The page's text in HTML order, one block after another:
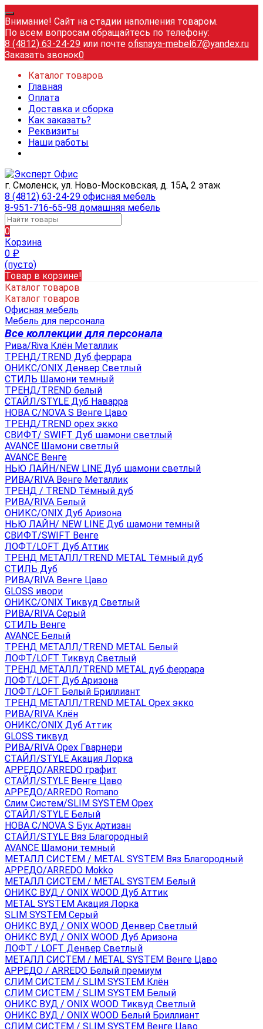
Внимание! Сайт на стадии наполнения товаром.
По всем вопросам обращайтесь по телефону:
8 (4812) 63-24-29 или почте ofisnaya-mebel67@yandex.ru
Заказать звонок0
Каталог товаров
Главная
Оплата
Доставка и сборка
Как заказать?
Реквизиты
Наши работы
г. Смоленск, ул. Ново-Московская, д. 15А, 2 этаж
8 (4812) 63-24-29 офисная мебель
8-951-716-65-98 домашняя мебель
0
Корзина
0 ₽
(пусто)
Товар в корзине!
Каталог товаров
Каталог товаров
Офисная мебель
Мебель для персонала
Все коллекции для персонала
Рива/Riva Клён Металлик
ТРЕНД/TREND Дуб феррара
ОНИКС/ONIX Денвер Светлый
СТИЛЬ Шамони темный
ТРЕНД/TREND белый
СТАЙЛ/STYLE Дуб Наварра
НОВА С/NOVA S Венге Цаво
ТРЕНД/TREND орех экко
СВИФТ/ SWIFT Дуб шамони светлый
AVANCE Шамони светлый
AVANCE Венге
НЬЮ ЛАЙН/NEW LINE Дуб шамони светлый
РИВА/RIVA Венге Металлик
TРЕНД / TREND Тёмный дуб
РИВА/RIVA Белый
ОНИКС/ONIX Дуб Аризона
НЬЮ ЛАЙН/ NEW LINE Дуб шамони темный
СВИФТ/SWIFT Венге
ЛОФТ/LOFT Дуб Аттик
ТРЕНД МЕТАЛЛ/TREND METAL Тёмный дуб
СТИЛЬ Дуб
РИВА/RIVA Венге Цаво
GLOSS ивори
ОНИКС/ONIX Тиквуд Светлый
РИВА/RIVA Серый
СТИЛЬ Венге
AVANСE Белый
ТРЕНД МЕТАЛЛ/TREND METAL Белый
ЛОФТ/LOFT Тиквуд Светлый
ТРЕНД МЕТАЛЛ/TREND METAL дуб феррара
ЛОФТ/LOFT Дуб Аризона
ЛОФТ/LOFT Белый Бриллиант
ТРЕНД МЕТАЛЛ/TREND METAL Орех экко
РИВА/RIVA Клён
ОНИКС/ONIX Дуб Аттик
GLOSS тиквуд
РИВА/RIVA Орех Гварнери
СТАЙЛ/STYLE Акация Лорка
АРРЕДО/ARREDO графит
СТАЙЛ/STYLE Венге Цаво
АРРЕДО/ARREDO Romano
Слим Систем/SLIM SYSTEM Орех
СТАЙЛ/STYLE Белый
НОВА С/NOVA S Бук Артизан
СТАЙЛ/STYLE Вяз Благородный
AVANCE Шамони темный
МЕТАЛЛ СИСТЕМ / METAL SYSTEM Вяз Благородный
АРРЕДО/ARREDO Mokko
МЕТАЛЛ СИСТЕМ / METAL SYSTEM Белый
ОНИКС ВУД / ONIX WOOD Дуб Аттик
METAL SYSTEM Акация Лорка
SLIM SYSTEM Серый
ОНИКС ВУД / ONIX WOOD Денвер Светлый
ОНИКС ВУД / ONIX WOOD Дуб Аризона
ЛОФТ / LOFT Денвер Светлый
МЕТАЛЛ СИСТЕМ / METAL SYSTEM Венге Цаво
АРРЕДО / ARREDO Белый премиум
СЛИМ СИСТЕМ / SLIM SYSTEM Клён
СЛИМ СИСТЕМ / SLIM SYSTEM Белый
ОНИКС ВУД / ONIX WOOD Тиквуд Светлый
ОНИКС ВУД / ONIX WOOD Белый Бриллиант
СЛИМ СИСТЕМ / SLIM SYSTEM Венге Цаво